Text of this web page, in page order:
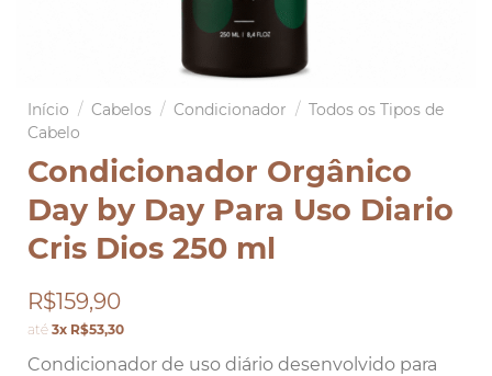
Início / Cabelos / Condicionador / Todos os Tipos de
Cabelo
Condicionador Orgânico
Day by Day Para Uso Diario
Cris Dios 250 ml
R$159,90
até 3x R$53,30
Condicionador de uso diário desenvolvido para